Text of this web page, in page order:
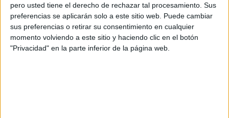
pero usted tiene el derecho de rechazar tal procesamiento. Sus
preferencias se aplicarán solo a este sitio web. Puede cambiar
sus preferencias o retirar su consentimiento en cualquier
momento volviendo a este sitio y haciendo clic en el botón
"Privacidad" en la parte inferior de la página web.
debe soportar el contribuyente ceutí" el gasto por atender a
estos inmigrantes.
Y es que, según indican desde este partido, en boca de su
representación ceutí, la estancia de los extranjeros en la